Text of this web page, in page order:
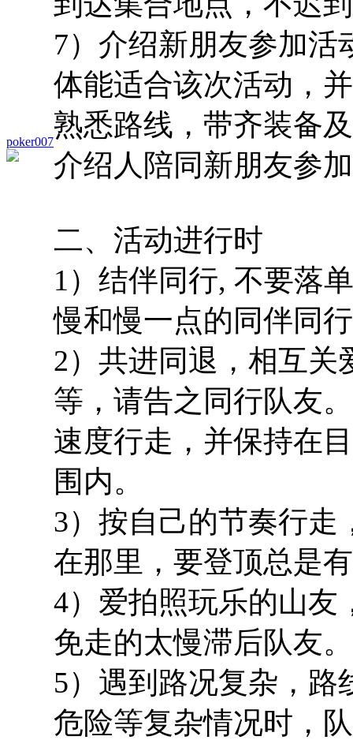
poker007
7）介绍新朋友参加活
体能适合该次活动，
熟悉路线，带齐装备
介绍人陪同新朋友参
二、活动进行时
1）结伴同行, 不要落
慢和慢一点的同伴同
2）共进同退，相互关
等，请告之同行队友
速度行走，并保持在
围内。
3）按自己的节奏行走
在那里，要登顶总是
4）爱拍照玩乐的山友
免走的太慢滞后队友。
5）遇到路况复杂，路
危险等复杂情况时，